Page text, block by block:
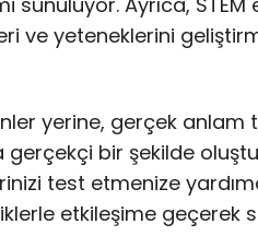
ve yeteneklerini
yerine, gerçek anlam
bir şekilde
test etmenize
etkileşime geçerek